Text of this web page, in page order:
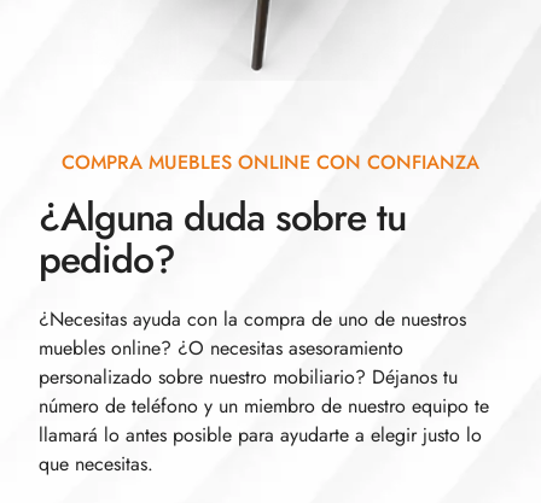
COMPRA MUEBLES ONLINE CON CONFIANZA
¿Alguna duda sobre tu
pedido?
¿Necesitas ayuda con la compra de uno de nuestros
muebles online? ¿O necesitas asesoramiento
personalizado sobre nuestro mobiliario? Déjanos tu
número de teléfono y un miembro de nuestro equipo te
llamará lo antes posible para ayudarte a elegir justo lo
que necesitas.